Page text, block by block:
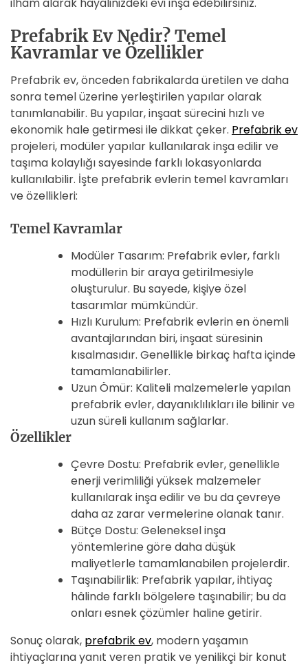
ilham alarak hayalinizdeki evi inşa edebilirsiniz.
Prefabrik Ev Nedir? Temel
Kavramlar ve Özellikler
Prefabrik ev, önceden fabrikalarda üretilen ve daha
sonra temel üzerine yerleştirilen yapılar olarak
tanımlanabilir. Bu yapılar, inşaat sürecini hızlı ve
ekonomik hale getirmesi ile dikkat çeker. Prefabrik ev
projeleri, modüler yapılar kullanılarak inşa edilir ve
taşıma kolaylığı sayesinde farklı lokasyonlarda
kullanılabilir. İşte prefabrik evlerin temel kavramları
ve özellikleri:
Temel Kavramlar
Modüler Tasarım: Prefabrik evler, farklı
modüllerin bir araya getirilmesiyle
oluşturulur. Bu sayede, kişiye özel
tasarımlar mümkündür.
Hızlı Kurulum: Prefabrik evlerin en önemli
avantajlarından biri, inşaat süresinin
kısalmasıdır. Genellikle birkaç hafta içinde
tamamlanabilirler.
Uzun Ömür: Kaliteli malzemelerle yapılan
prefabrik evler, dayanıklılıkları ile bilinir ve
uzun süreli kullanım sağlarlar.
Özellikler
Çevre Dostu: Prefabrik evler, genellikle
enerji verimliliği yüksek malzemeler
kullanılarak inşa edilir ve bu da çevreye
daha az zarar vermelerine olanak tanır.
Bütçe Dostu: Geleneksel inşa
yöntemlerine göre daha düşük
maliyetlerle tamamlanabilen projelerdir.
Taşınabilirlik: Prefabrik yapılar, ihtiyaç
hâlinde farklı bölgelere taşınabilir; bu da
onları esnek çözümler haline getirir.
Sonuç olarak, prefabrik ev, modern yaşamın
ihtiyaçlarına yanıt veren pratik ve yenilikçi bir konut